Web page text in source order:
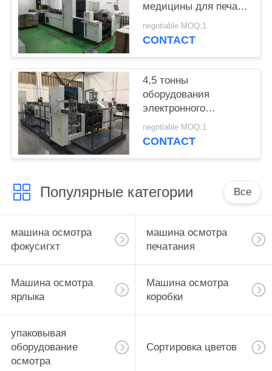
медицины для печати
обнаружения
дефектов
negotiable MOQ:1
CONTACT
4,5 тонны
оборудования
электронного
контроля для
косметик/коробки
negotiable MOQ:1
CONTACT
Популярные категории Все
машина осмотра
фокусигхт
машина осмотра
печатания
Машина осмотра
ярлыка
Машина осмотра
коробки
упаковывая
оборудование
осмотра
Сортировка цветов